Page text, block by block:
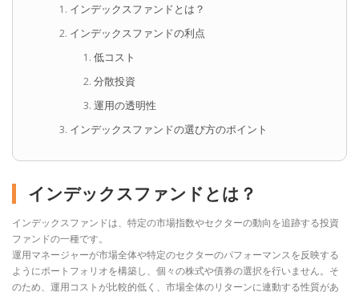
インデックスファンドとは？
インデックスファンドの利点
低コスト
分散投資
運用の透明性
インデックスファンドの選び方のポイント
インデックスファンドとは？
インデックスファンドは、特定の市場指数やセクターの動向を追跡する投資
ファンドの一種です。
運用マネージャーが市場全体や特定のセクターのパフォーマンスを反映する
ようにポートフォリオを構築し、個々の株式や債券の選択を行いません。そ
のため、運用コストが比較的低く、市場全体のリターンに連動する性質があ